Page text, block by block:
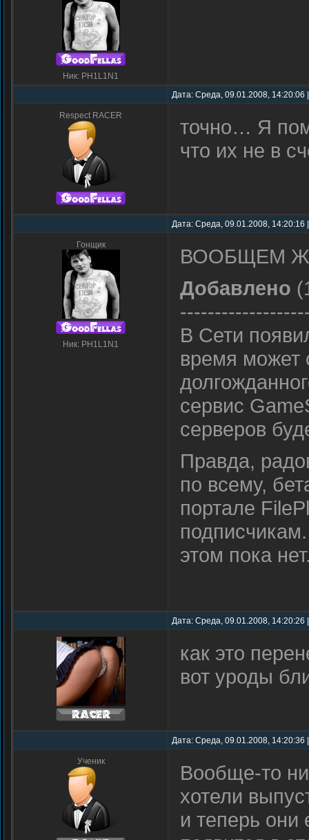
Ник: PH1L1N1
Дата: Среда, 09.01.2008,
Respect RACER
точно… Я
что их не в
Дата: Среда, 09.01.2008,
Гонщик
Ник: PH1L1N1
ВООБЩЕМ
Добавлено
В Сети
время может
сервис
серверов
Правда,
по всему,
портале
этом пока
Дата: Среда, 09.01.2008,
как это
вот уроды
Дата: Среда, 09.01.2008,
Ученик
Вообще-то
хотели
и теперь